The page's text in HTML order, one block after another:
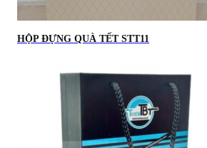
HỘP ĐỰNG QUÀ TẾT STT11